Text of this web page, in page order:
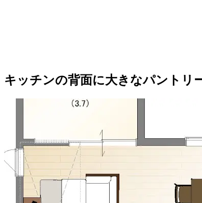
キッチンの背面に大きなパントリ